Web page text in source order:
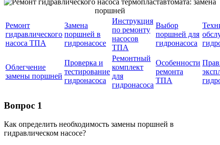
Ремонт
гидравлического
насоса ТПА
Замена
поршней в
гидронасосе
Инструкция
по ремонту
насосов
ТПА
Выбор
поршней для
гидронасоса
Облегчение
замены поршней
Проверка и
тестирование
гидронасоса
Ремонтный
комплект
для
гидронасоса
Особенности
ремонта
ТПА
Вопрос 1
Как определить необходимость замены поршней в
гидравлическом насосе?